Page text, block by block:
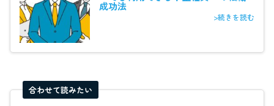
成功法
>続きを読む
合わせて読みたい